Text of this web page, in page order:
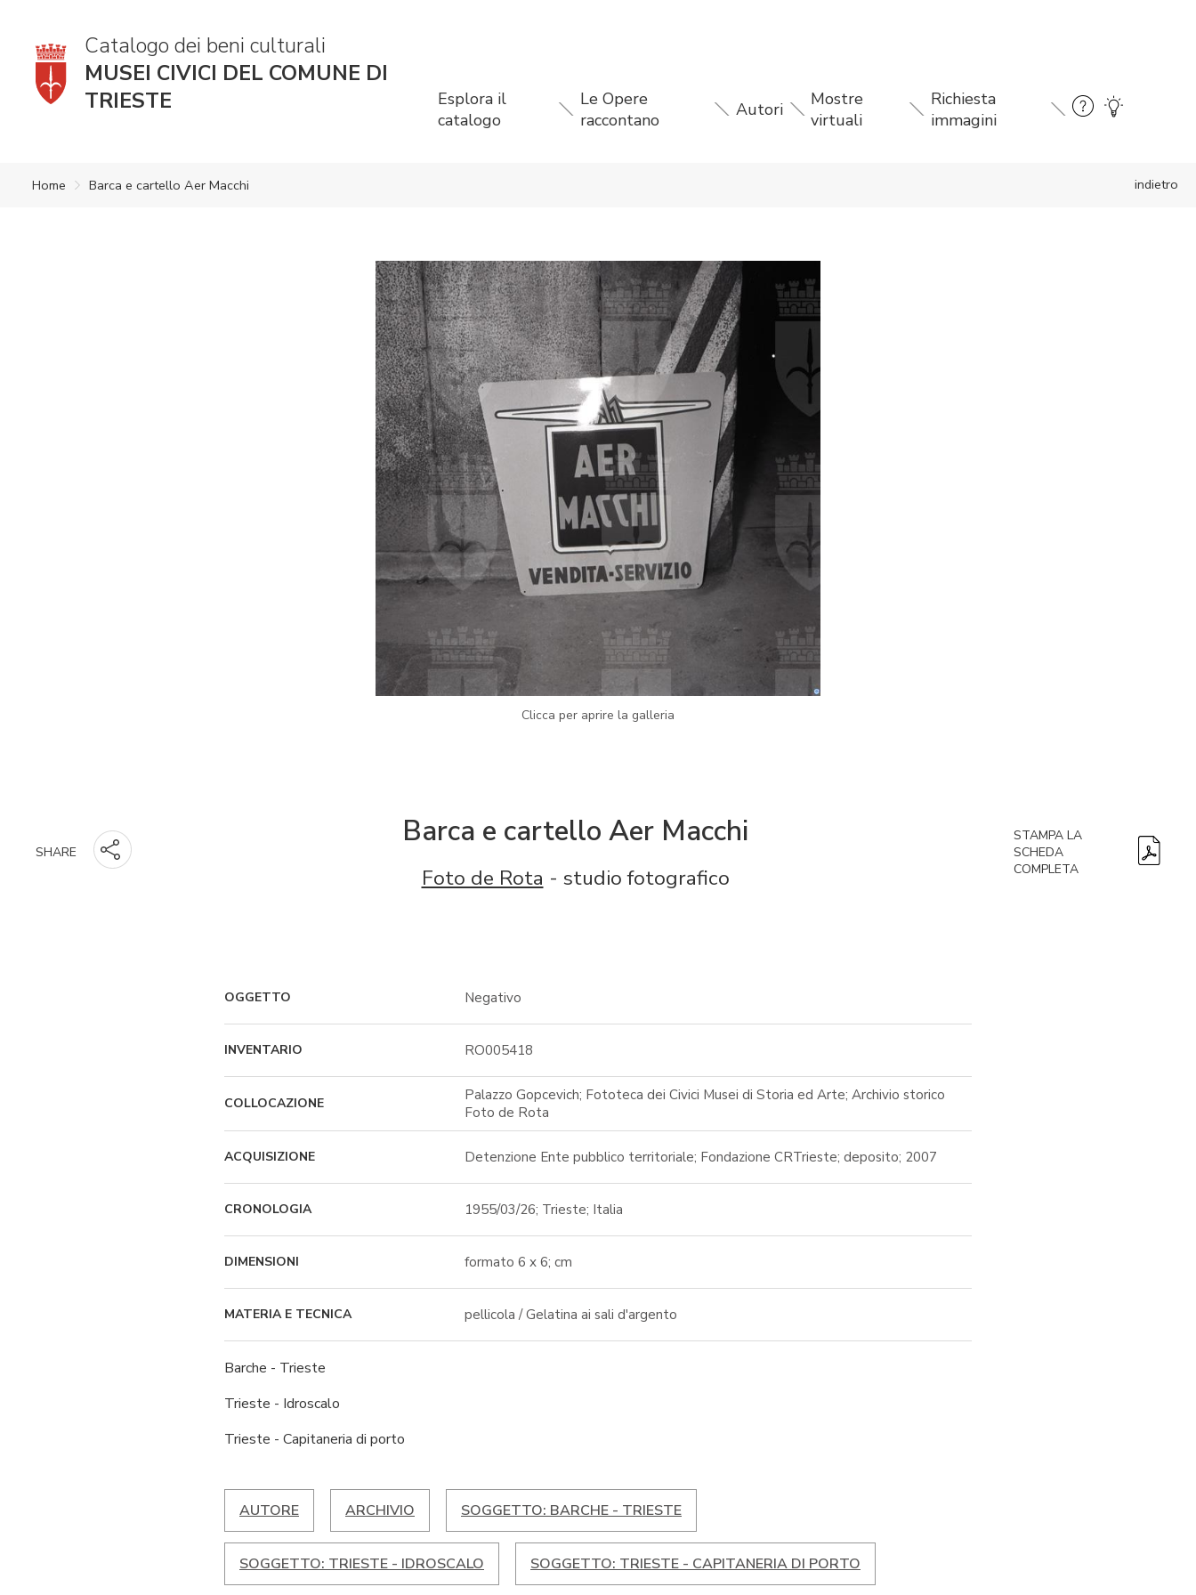
Catalogo dei beni culturali
MUSEI CIVICI DEL COMUNE DI
TRIESTE
Esplora il
catalogo
Le Opere
raccontano
Autori
Mostre
virtuali
Richiesta
immagini
indietro
Home Barca e cartello Aer Macchi
Clicca per aprire la galleria
SHARE
Barca e cartello Aer Macchi
Foto de Rota - studio fotografico
STAMPA LA
SCHEDA
COMPLETA
OGGETTO Negativo
INVENTARIO RO005418
COLLOCAZIONE
Palazzo Gopcevich; Fototeca dei Civici Musei di Storia ed Arte; Archivio storico
Foto de Rota
ACQUISIZIONE Detenzione Ente pubblico territoriale; Fondazione CRTrieste; deposito; 2007
CRONOLOGIA 1955/03/26; Trieste; Italia
DIMENSIONI formato 6 x 6; cm
MATERIA E TECNICA pellicola / Gelatina ai sali d'argento
Barche - Trieste
Trieste - Idroscalo
Trieste - Capitaneria di porto
AUTORE ARCHIVIO SOGGETTO: BARCHE - TRIESTE
SOGGETTO: TRIESTE - IDROSCALO SOGGETTO: TRIESTE - CAPITANERIA DI PORTO